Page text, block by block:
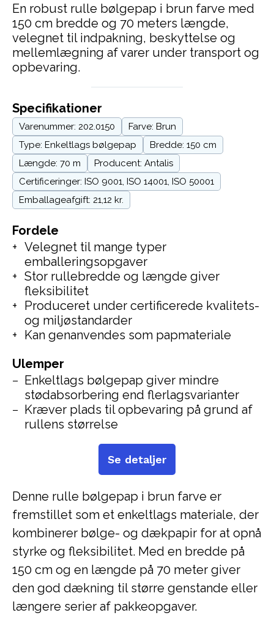
En robust rulle bølgepap i brun farve med
150 cm bredde og 70 meters længde,
velegnet til indpakning, beskyttelse og
mellemlægning af varer under transport og
opbevaring.
Denne rulle bølgepap i brun farve er
fremstillet som et enkeltlags materiale, der
kombinerer bølge- og dækpapir for at opnå
styrke og fleksibilitet. Med en bredde på
150 cm og en længde på 70 meter giver
den god dækning til større genstande eller
længere serier af pakkeopgaver.
Fordele
Velegnet til mange typer
emballeringsopgaver
Stor rullebredde og længde giver
fleksibilitet
Produceret under certificerede kvalitets-
og miljøstandarder
Kan genanvendes som papmateriale
Ulemper
Enkeltlags bølgepap giver mindre
stødabsorbering end flerlagsvarianter
Kræver plads til opbevaring på grund af
rullens størrelse
Specifikationer
Varenummer: 202.0150
Farve: Brun
Type: Enkeltlags bølgepap
Bredde: 150 cm
Længde: 70 m
Producent: Antalis
Certificeringer: ISO 9001, ISO 14001, ISO 50001
Emballageafgift: 21,12 kr.
Se detaljer